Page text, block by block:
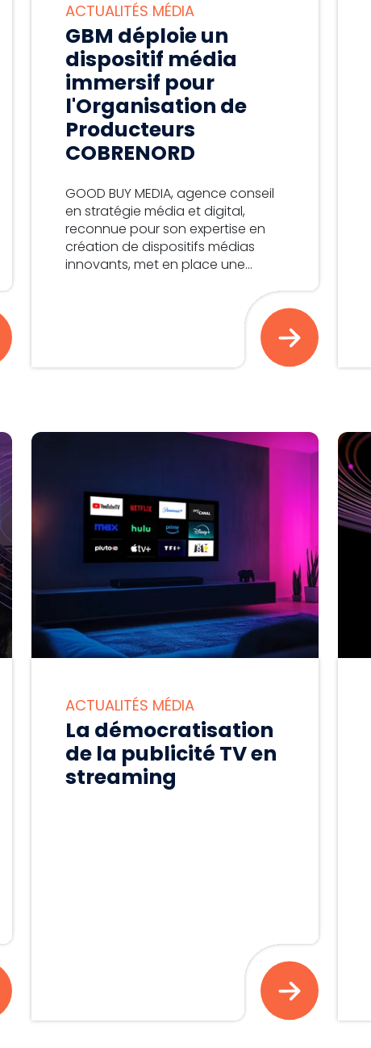
ACTUALITÉS MÉDIA
GBM déploie un
dispositif média
immersif pour
l'Organisation de
Producteurs
COBRENORD
GOOD BUY MEDIA, agence conseil
en stratégie média et digital,
reconnue pour son expertise en
création de dispositifs médias
innovants, met en place une...
ACTUALITÉS MÉDIA
La démocratisation
de la publicité TV en
streaming